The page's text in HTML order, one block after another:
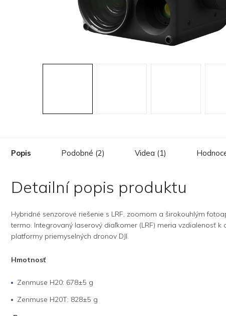
Popis Podobné (2) Videa (1)
Detailní popis produktu
Hybridné senzorové riešenie s LRF, zoomom a širokouhlým
termo. Integrovaný laserový diaľkomer (LRF) meria vzdialenosť
platformy priemyselných dronov DJI.
Hmotnosť
Zenmuse H20: 678±5 g
Zenmuse H20T: 828±5 g